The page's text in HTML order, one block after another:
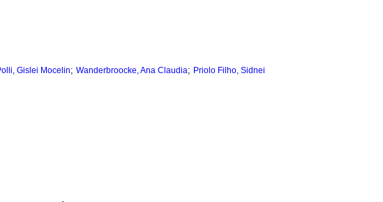
Gislei Mocelin; Wanderbroocke, Ana Claudia; Priolo Filho, Sidnei